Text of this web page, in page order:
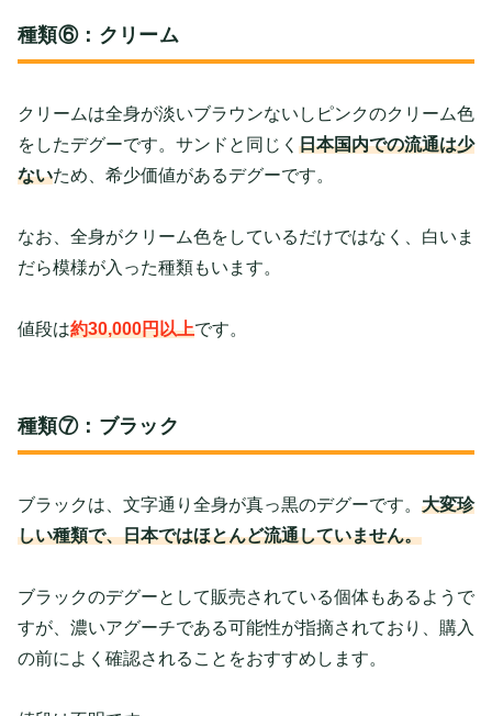
種類⑥：クリーム
クリームは全身が淡いブラウンないしピンクのクリーム色
をしたデグーです。サンドと同じく 日本国内での流通は少
ないため、希少価値があるデグーです。
なお、全身がクリーム色をしているだけではなく、白いま
だら模様が入った種類もいます。
値段は約30,000円以上です。
種類⑦：ブラック
ブラックは、文字通り全身が真っ黒のデグーです。 大変珍
しい種類で、日本ではほとんど流通していません。
ブラックのデグーとして販売されている個体もあるようで
すが、濃いアグーチである可能性が指摘されており、購入
の前によく確認されることをおすすめします。